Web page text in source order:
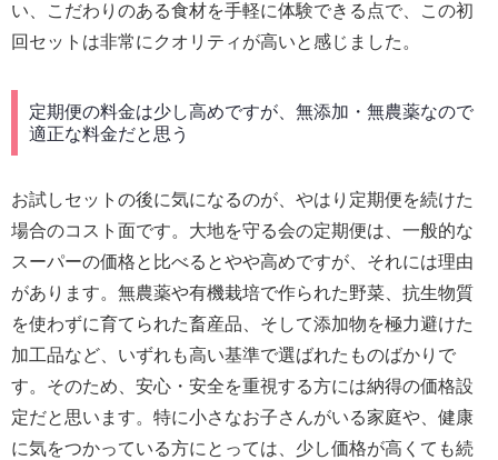
い、こだわりのある食材を手軽に体験できる点で、この初
回セットは非常にクオリティが高いと感じました。
定期便の料金は少し高めですが、無添加・無農薬なので
適正な料金だと思う
お試しセットの後に気になるのが、やはり定期便を続けた
場合のコスト面です。大地を守る会の定期便は、一般的な
スーパーの価格と比べるとやや高めですが、それには理由
があります。無農薬や有機栽培で作られた野菜、抗生物質
を使わずに育てられた畜産品、そして添加物を極力避けた
加工品など、いずれも高い基準で選ばれたものばかりで
す。そのため、安心・安全を重視する方には納得の価格設
定だと思います。特に小さなお子さんがいる家庭や、健康
に気をつかっている方にとっては、少し価格が高くても続